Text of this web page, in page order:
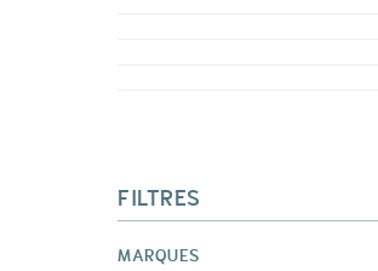
FILTRES
MARQUES